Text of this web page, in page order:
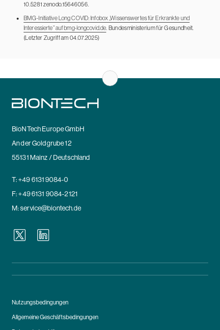
10.5281 zenodo.15646056.
BMG-Initiative Long COVID: Infobox „Wissenswertes für Erkrankte und
Interessierte” auf bmg-longcovid.de . Bundesministerium für Gesundheit.
(Letzter Zugriff am 04.07.2025)
BioNTech Europe GmbH
An der Goldgrube 12
55131 Mainz / Deutschland
T:+49 6131 9084-0
F: +49 6131 9084-2121
M:service@biontech.de
Nutzungsbedingungen
Allgemeine Geschäftsbedingungen